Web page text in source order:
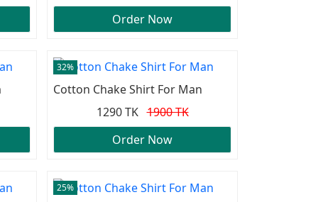
Order Now
32%
Cotton Chake Shirt For Man
1290 TK 1900 TK
Order Now
25%